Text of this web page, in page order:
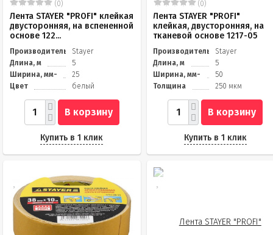
(0)
Лента STAYER "PROFI" клейкая
двусторонняя, на вспененной
основе 122...
Производитель
Stayer
Длина, м
5
Ширина, мм-
25
Цвет
белый
В корзину
Купить в 1 клик
(0)
Лента STAYER "PROFI"
клейкая, двусторонняя, на
тканевой основе 1217-05
Производитель
Stayer
Длина, м
5
Ширина, мм-
50
Толщина
250 мкм
В корзину
Купить в 1 клик